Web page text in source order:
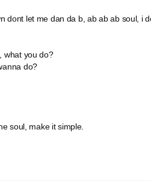
dont let me dan da b, ab ab ab soul, i
what you do?
do?
soul, make it simple.